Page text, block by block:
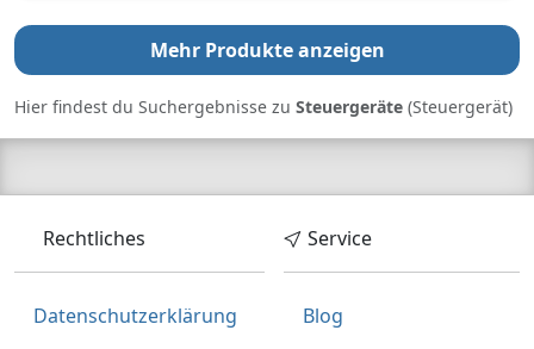
Mehr Produkte anzeigen
Hier findest du Suchergebnisse zu Steuergeräte (Steuergerät)
Rechtliches
Datenschutzerklärung
Service
Blog